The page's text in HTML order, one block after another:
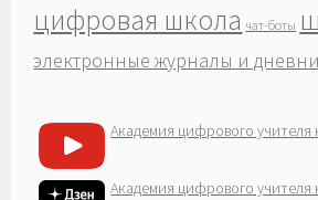
цифровая школа чат-боты
электронные журналы и
Академия цифрового учителя
Академия цифрового учителя